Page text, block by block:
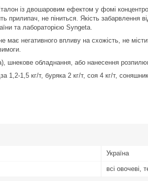
із двошаровим ефектом у фомі
прилипач, не піниться. Якість забарвлення
та лабораторією Syngeta.
негативного впливу на схожість, не
шнекове обладнання, або нанесення
1,2-1,5 кг/т, буряка 2 кг/т, соя 4 кг/т, соняшник
Україна
всі овочеві,